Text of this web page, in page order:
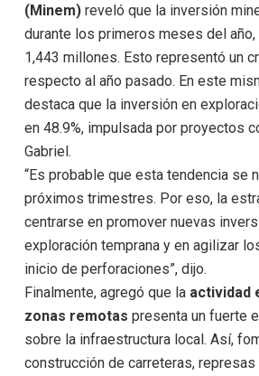
(Minem)reveló que la inversión
durante los primeros meses del año,
1,443 millones. Esto representó un
respecto al año pasado. En este
destaca que la inversión en
en 48.9%, impulsada por proyectos
Gabriel.
“Es probable que esta tendencia se
próximos trimestres. Por eso, la
centrarse en promover nuevas
exploración temprana y en agilizar
inicio de perforaciones”, dijo.
Finalmente, agregó que la actividad
zonas remotaspresenta un fuerte
sobre la infraestructura local. Así,
construcción de carreteras, represas